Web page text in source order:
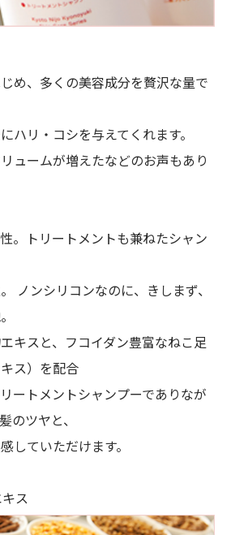
め、多くの美容成分を贅沢な量で
ハリ・コシを与えてくれます。
ュームが増えたなどのお声もあり
。トリートメントも兼ねたシャン
ノンシリコンなのに、きしまず、
キスと、フコイダン豊富なねこ足
ス）を配合
ートメントシャンプーでありなが
のツヤと、
していただけます。
ス